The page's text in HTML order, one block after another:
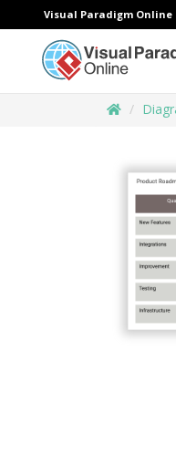
Visual Paradigm Online